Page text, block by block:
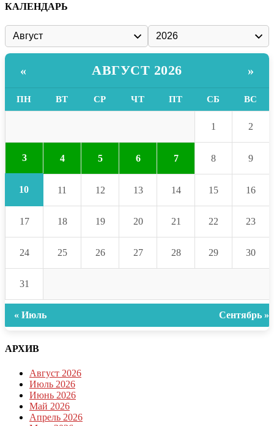
КАЛЕНДАРЬ
« АВГУСТ 2026 »
ПН ВТ СР ЧТ ПТ СБ ВС
1 2
3 4 5 6 7 8 9
10 11 12 13 14 15 16
17 18 19 20 21 22 23
24 25 26 27 28 29 30
31
« Июль Сентябрь »
АРХИВ
Август 2026
Июль 2026
Июнь 2026
Май 2026
Апрель 2026